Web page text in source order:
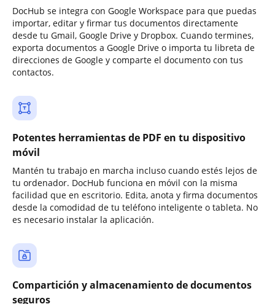
DocHub se integra con Google Workspace para que puedas
importar, editar y firmar tus documentos directamente
desde tu Gmail, Google Drive y Dropbox. Cuando termines,
exporta documentos a Google Drive o importa tu libreta de
direcciones de Google y comparte el documento con tus
contactos.
Potentes herramientas de PDF en tu dispositivo
móvil
Mantén tu trabajo en marcha incluso cuando estés lejos de
tu ordenador. DocHub funciona en móvil con la misma
facilidad que en escritorio. Edita, anota y firma documentos
desde la comodidad de tu teléfono inteligente o tableta. No
es necesario instalar la aplicación.
Compartición y almacenamiento de documentos
seguros